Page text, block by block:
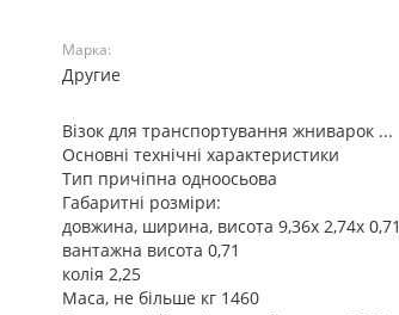
Марка:
Другие
Візок для транспортування жниварок ...
Основні технічні характеристики
Тип причіпна одноосьова
Габаритні розміри:
довжина, ширина, висота 9,36х 2,74х 0,71
вантажна висота 0,71
колія 2,25
Маса, не більше кг 1460